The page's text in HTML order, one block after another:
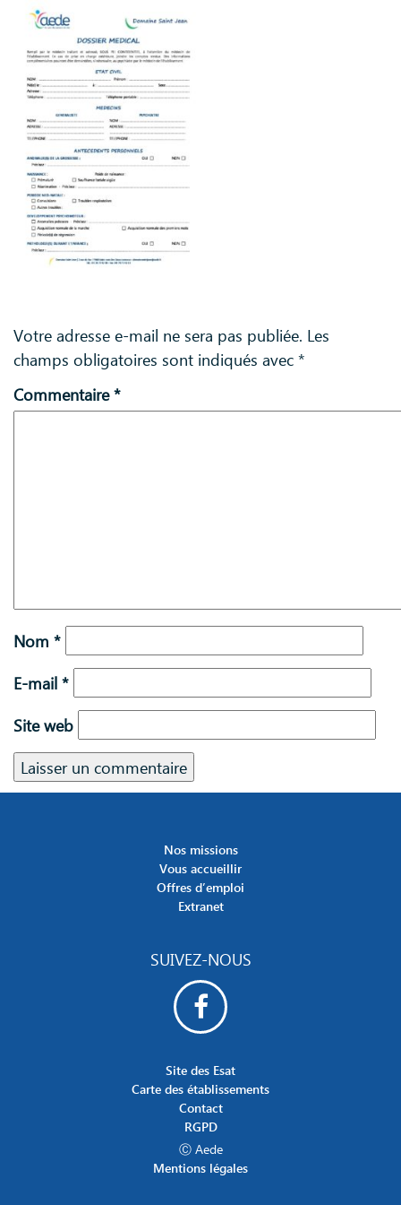
Votre adresse e-mail ne sera pas publiée. Les
champs obligatoires sont indiqués avec *
Commentaire*
Nom *
E-mail *
Site web
Nos missions
Vous accueillir
Offres d’emploi
Extranet
SUIVEZ-NOUS
Site des Esat
Carte des établissements
Contact
RGPD
Ⓒ Aede
Mentions légales